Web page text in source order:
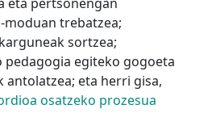
eta pertsonengan
trebatzea;
sortzea;
egiteko gogoeta
antolatzea; eta herri gisa,
osatzeko prozesua